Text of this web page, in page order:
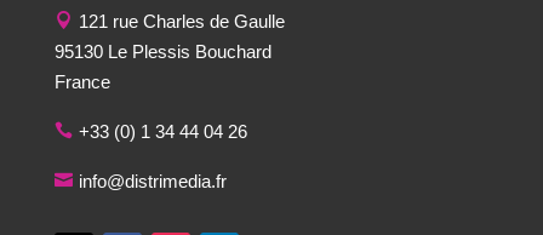
121 rue Charles de Gaulle
95130 Le Plessis Bouchard
France
+33 (0) 1 34 44 04 26
info@distrimedia.fr